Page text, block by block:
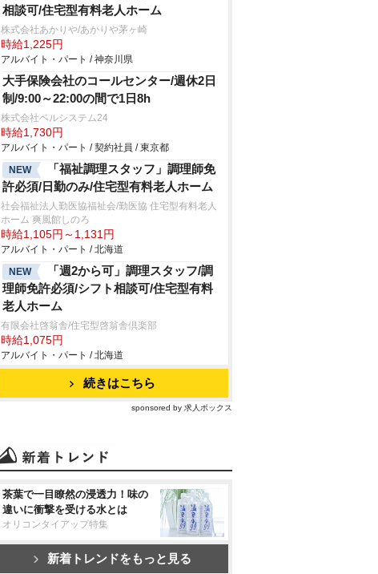
相談可/住宅型有料老人ホーム
株式会社あかりや/あかりや茅ヶ崎
時給1,225円
アルバイト・パート / 神奈川県
大手保険会社のコールセンター/週休2日
制/9:00～22:00の間で1日8h
株式会社ベルシステム24
時給1,730円
アルバイト・パート / 契約社員 / 東京都
NEW
「福祉調理スタッフ」調理師免
許必須/日勤のみ/住宅型有料老人ホーム
社会福祉法人勤医協福祉会/勤医協 住宅型有料老人
ホーム 爽風館しのろ
時給1,105円～1,131円
アルバイト・パート / 北海道
NEW
「週2から可」調理スタッフ/調
理師免許必須/シフト相談可/住宅型有料
老人ホーム
有限会社啓翁舎/住宅型啓翁舎倶楽部
時給1,075円
アルバイト・パート / 北海道
続きはこちら
sponsored by 求人ボックス
茶葉で一目瞭然の浸透力！味の
違いに衝撃を受ける水とは
オリコンタイアップ特集
新着トレンドをもっと見る